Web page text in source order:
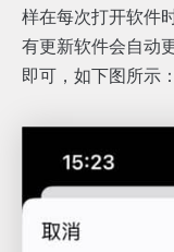
样在每次打开软件
有更新软件会自动
即可，如下图所示：